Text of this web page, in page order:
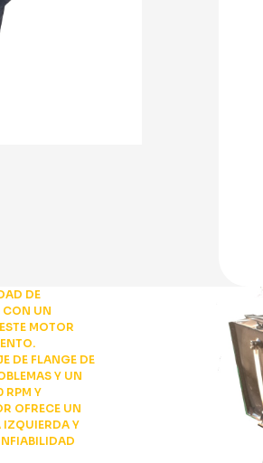
DE
CON UN
MOTOR
DE FLANGE DE
Y UN
RPM Y
OFRECE UN
IZQUIERDA Y